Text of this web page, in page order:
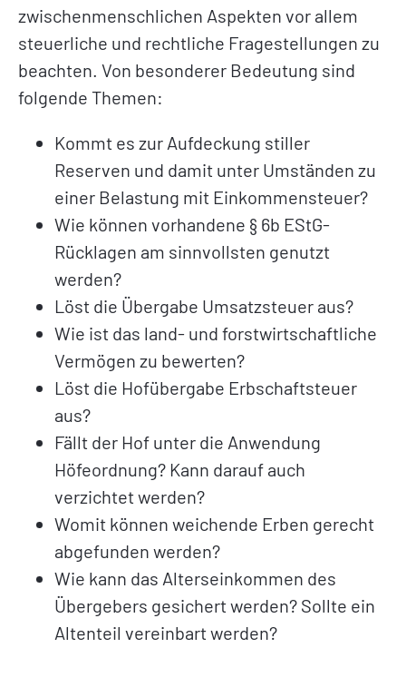
zwischenmenschlichen Aspekten vor allem
steuerliche und rechtliche Fragestellungen zu
beachten. Von besonderer Bedeutung sind
folgende Themen:
Kommt es zur Aufdeckung stiller
Reserven und damit unter Umständen zu
einer Belastung mit Einkommensteuer?
Wie können vorhandene § 6b EStG-
Rücklagen am sinnvollsten genutzt
werden?
Löst die Übergabe Umsatzsteuer aus?
Wie ist das land- und forstwirtschaftliche
Vermögen zu bewerten?
Löst die Hofübergabe Erbschaftsteuer
aus?
Fällt der Hof unter die Anwendung
Höfeordnung? Kann darauf auch
verzichtet werden?
Womit können weichende Erben gerecht
abgefunden werden?
Wie kann das Alterseinkommen des
Übergebers gesichert werden? Sollte ein
Altenteil vereinbart werden?